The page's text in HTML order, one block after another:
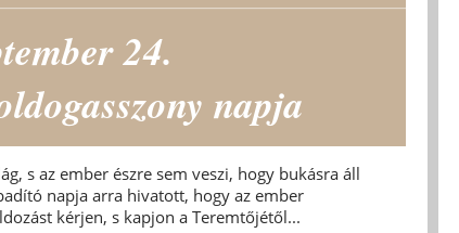
24.
napja
s az ember észre sem veszi, hogy bukásra áll
napja arra hivatott, hogy az ember
kérjen, s kapjon a Teremtőjétől...